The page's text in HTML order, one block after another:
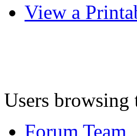
View a
Users browsing
Forum Team